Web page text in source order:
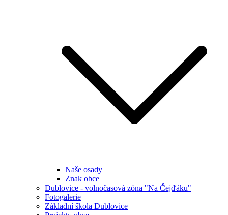
Naše osady
Znak obce
Dublovice - volnočasová zóna "Na Čejďáku"
Fotogalerie
Základní škola Dublovice